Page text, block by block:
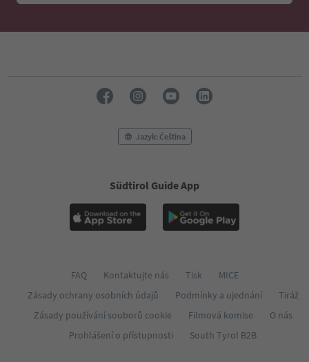
Jazyk: Čeština
Südtirol Guide App
FAQ Kontaktujte nás Tisk
MICE
Zásady ochrany osobních údajů
Podmínky a ujednání
Tiráž
Zásady používání souborů cookie
Filmová komise
O nás
Prohlášení o přístupnosti
South Tyrol B2B